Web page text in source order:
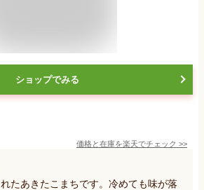
ショップでみる
価格と在庫を楽天でチェック >>
たあきたこまちです。冷めても味が落